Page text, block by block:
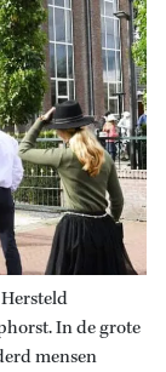
Zoek
In de grote
mensen